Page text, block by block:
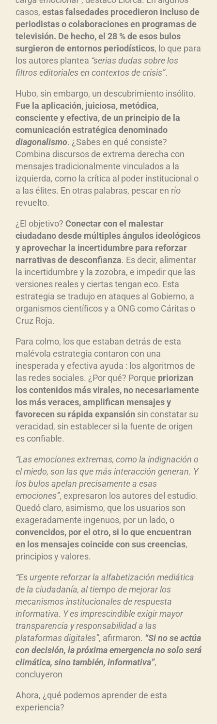
casos, estas falsedades procedieron incluso de
periodistas o colaboraciones en programas de
televisión. De hecho, el 28 % de esos bulos
surgieron de entornos periodísticos, lo que para
los autores plantea “serias dudas sobre los
filtros editoriales en contextos de crisis”.
Hubo, sin embargo, un descubrimiento insólito.
Fue la aplicación, juiciosa, metódica,
consciente y efectiva, de un principio de la
comunicación estratégica denominado
diagonalismo. ¿Sabes en qué consiste?
Combina discursos de extrema derecha con
mensajes tradicionalmente vinculados a la
izquierda, como la crítica al poder institucional o
a las élites. En otras palabras, pescar en río
revuelto.
¿El objetivo? Conectar con el malestar
ciudadano desde múltiples ángulos ideológicos
y aprovechar la incertidumbre para reforzar
narrativas de desconfianza. Es decir, alimentar
la incertidumbre y la zozobra, e impedir que las
versiones reales y ciertas tengan eco. Esta
estrategia se tradujo en ataques al Gobierno, a
organismos científicos y a ONG como Cáritas o
Cruz Roja.
Para colmo, los que estaban detrás de esta
malévola estrategia contaron con una
inesperada y efectiva ayuda : los algoritmos de
las redes sociales. ¿Por qué? Porque priorizan
los contenidos más virales, no necesariamente
los más veraces, amplifican mensajes y
favorecen su rápida expansión sin constatar su
veracidad, sin establecer si la fuente de origen
es confiable.
“Las emociones extremas, como la indignación o
el miedo, son las que más interacción generan. Y
los bulos apelan precisamente a esas
emociones”, expresaron los autores del estudio.
Quedó claro, asimismo, que los usuarios son
exageradamente ingenuos, por un lado, o
convencidos, por el otro, si lo que encuentran
en los mensajes coincide con sus creencias,
principios y valores.
“Es urgente reforzar la alfabetización mediática
de la ciudadanía, al tiempo de mejorar los
mecanismos institucionales de respuesta
informativa. Y es imprescindible exigir mayor
transparencia y responsabilidad a las
plataformas digitales”, afirmaron. “Si no se actúa
con decisión, la próxima emergencia no solo será
climática, sino también, informativa”,
concluyeron
Ahora, ¿qué podemos aprender de esta
experiencia?